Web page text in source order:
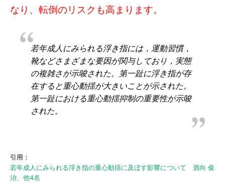
なり、転倒のリスクも高まります。
若年成人にみられる浮き指には，運動習慣，
靴などさまざまな要因が関与しており，実態
の複雑さが示唆された。第一趾に浮き指が存
在すると重心動揺が大きいことが示された。
第一趾における重心動揺抑制の重要性が示唆
された。
引用：
若年成人にみられる浮き指の重心動揺に及ぼす影響について 酒向 俊
治、他4名